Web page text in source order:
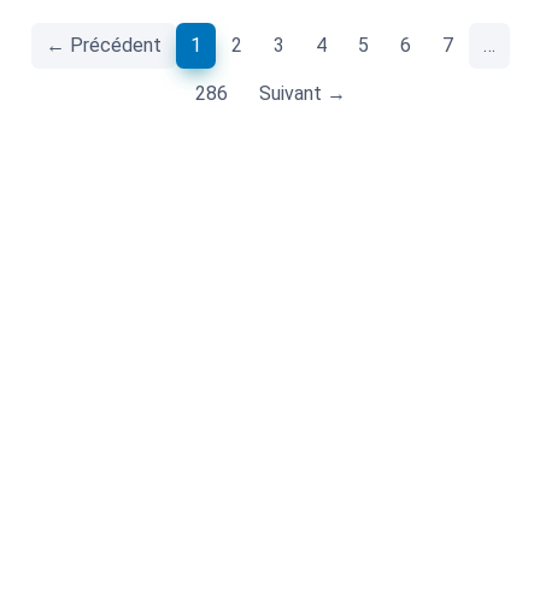
← Précédent 1 (current)
2 3 4 5 6 7 …
286 Suivant →